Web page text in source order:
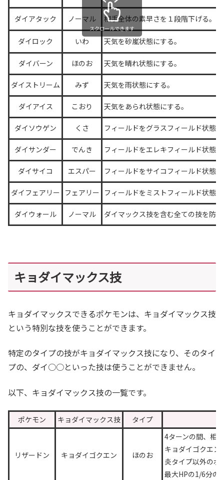
ダイアタック ノーマル 相手全体の素早さを１段階下げる。
ダイロック いわ 天気を砂嵐状態にする。
ダイバーン ほのお 天気を晴れ状態にする。
ダイストリーム みず 天気を雨状態にする。
ダイアイス こおり 天気をあられ状態にする。
ダイソウゲン くさ フィールドをグラスフィールド状態
ダイサンダー でんき フィールドをエレキフィールド状態
ダイサイコ エスパー フィールドをサイコフィールド状態
ダイフェアリー フェアリー フィールドをミストフィールド状態
ダイウォール ノーマル ダイマックス技を含む全ての技を防
スクロールできます
キョダイマックス技
キョダイマックスできるポケモンは、キョダイマックス技
という特別な技を使うことができます。
特定のタイプの技がキョダイマックス技になり、そのタイ
プの、ダイ○○といった技は使うことができません。
以下、キョダイマックス技の一覧です。
ポケモン キョダイマックス技 タイプ
リザードン キョダイゴクエン ほのお
4ターンの間、相
キョダイゴクエン
炎タイプ以外のポ
最大HPの1/6分の